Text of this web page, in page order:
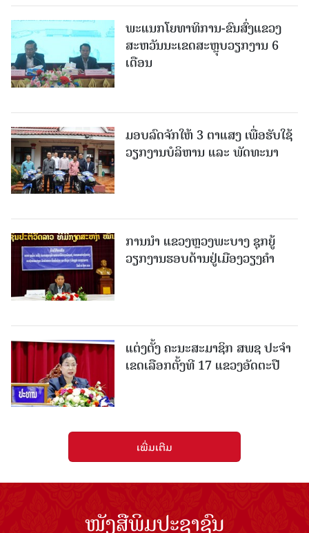
ພະແນກໂຍທາທິການ-ຂົນສົ່ງແຂວງ
ສະຫວັນນະເຂດສະຫຼຸບວຽກງານ 6
ເດືອນ
ມອບລົດຈັກໃຫ້ 3 ຕາແສງ ເພື່ອຮັບໃຊ້
ວຽກງານບໍລິຫານ ແລະ ພັດທະນາ
ການນຳ ແຂວງຫຼວງພະບາງ ຊຸກຍູ້
ວຽກງານຮອບດ້ານຢູ່ເມືອງວຽງຄໍາ
ແຕ່ງຕັ້ງ ຄະນະສະມາຊິກ ສພຊ ປະຈຳ
ເຂດເລືອກຕັ້ງທີ 17 ແຂວງອັດຕະປື
ເພີ່ມເຕີມ
ໜັງສືພິມປະຊາຊົນ